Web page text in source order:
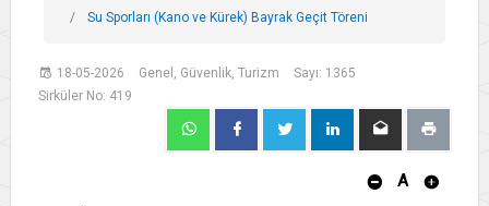
Su Sporları (Kano ve Kürek) Bayrak Geçit Töreni
18-05-2026 Genel, Güvenlik, Turizm
Sayı: 1365
Sirküler No: 419
A